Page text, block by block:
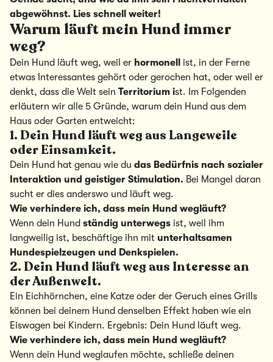
abgewöhnst. Lies schnell weiter!
Warum läuft mein Hund immer
weg?
Dein Hund läuft weg, weil er hormonell
ist, in der Ferne
etwas Interessantes gehört oder gerochen hat, oder weil er
denkt, dass die Welt sein Territorium ist. Im Folgenden
erläutern wir alle 5 Gründe, warum dein Hund aus dem
Haus oder Garten entweicht:
1. Dein Hund läuft weg aus Langeweile
oder Einsamkeit.
Dein Hund hat genau wie du das Bedürfnis nach sozialer
Interaktion und geistiger Stimulation. Bei Mangel daran
sucht er dies anderswo und läuft weg.
Wie verhindere ich, dass mein Hund wegläuft?
Wenn dein Hund ständig unterwegs ist, weil ihm
langweilig ist, beschäftige ihn mit unterhaltsamen
Hundespielzeugen und Denkspielen.
2. Dein Hund läuft weg aus Interesse an
der Außenwelt.
Ein Eichhörnchen, eine Katze oder der Geruch eines Grills
können bei deinem Hund denselben Effekt haben wie ein
Eiswagen bei Kindern. Ergebnis: Dein Hund läuft weg.
Wie verhindere ich, dass mein Hund wegläuft?
Wenn dein Hund weglaufen möchte, schließe deinen